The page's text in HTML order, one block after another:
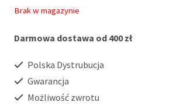
Brak w magazynie
Darmowa dostawa od 400 zł
Polska Dystrubucja
Gwarancja
Możliwość zwrotu